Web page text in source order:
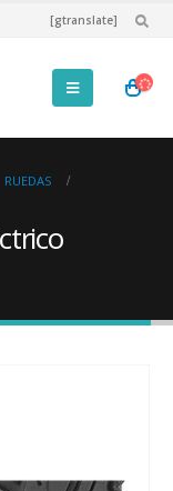
[gtranslate]
RUEDAS